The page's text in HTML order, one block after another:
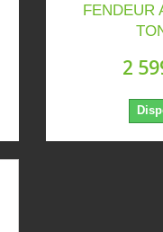
FENDEUR
2